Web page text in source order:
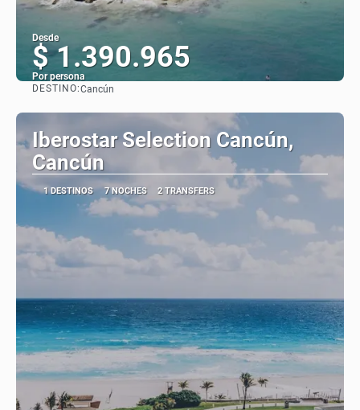
Desde
$ 1.390.965
Por persona
DESTINO:Cancún
Iberostar Selection Cancún,
Cancún
1 DESTINOS 7 NOCHES 2 TRANSFERS